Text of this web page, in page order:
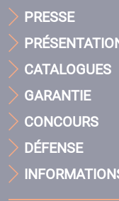
PRESSE
CATALOGUES
GARANTIE
CONCOURS
DÉFENSE